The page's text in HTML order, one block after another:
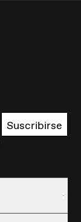
Suscribirse